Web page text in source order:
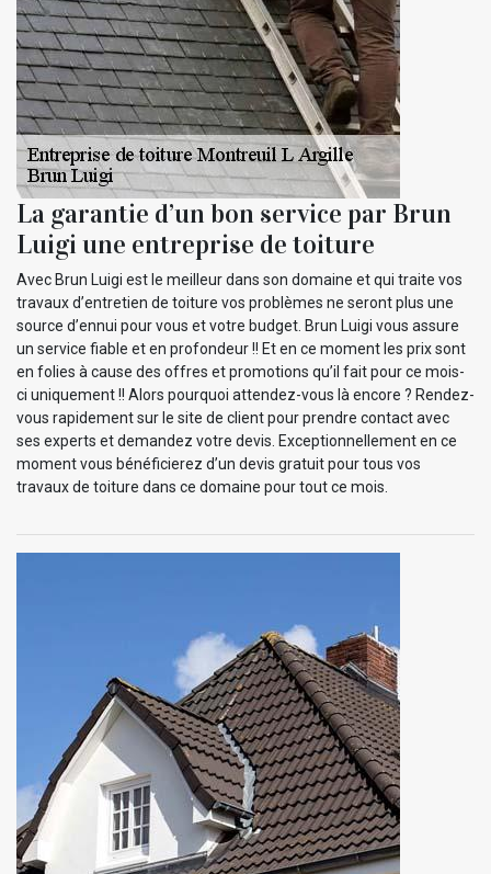
La garantie d’un bon service par Brun
Luigi une entreprise de toiture
Avec Brun Luigi est le meilleur dans son domaine et qui traite vos
travaux d’entretien de toiture vos problèmes ne seront plus une
source d’ennui pour vous et votre budget. Brun Luigi vous assure
un service fiable et en profondeur !! Et en ce moment les prix sont
en folies à cause des offres et promotions qu’il fait pour ce mois-
ci uniquement !! Alors pourquoi attendez-vous là encore ? Rendez-
vous rapidement sur le site de client pour prendre contact avec
ses experts et demandez votre devis. Exceptionnellement en ce
moment vous bénéficierez d’un devis gratuit pour tous vos
travaux de toiture dans ce domaine pour tout ce mois.